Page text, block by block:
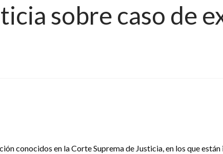
sobre caso de
conocidos en la Corte Suprema de Justicia, en los que